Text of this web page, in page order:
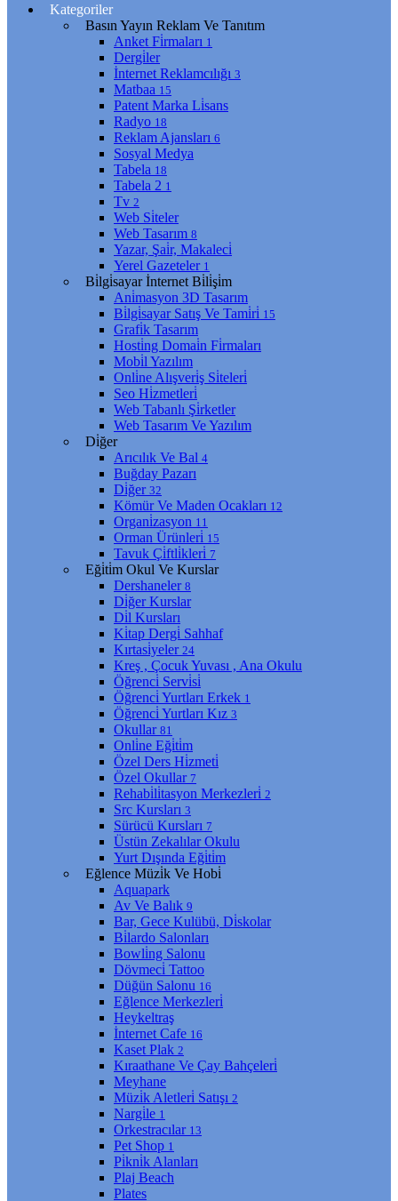
Kategoriler
Basın Yayın Reklam Ve Tanıtım
Anket Fi̇rmaları 1
Dergi̇ler
İnternet Reklamcılığı 3
Matbaa 15
Patent Marka Li̇sans
Radyo 18
Reklam Ajansları 6
Sosyal Medya
Tabela 18
Tabela 2 1
Tv 2
Web Si̇teler
Web Tasarım 8
Yazar, Şai̇r, Makaleci̇
Yerel Gazeteler 1
Bi̇lgi̇sayar İnternet Bi̇li̇şi̇m
Ani̇masyon 3D Tasarım
Bi̇lgi̇sayar Satış Ve Tami̇ri̇ 15
Grafi̇k Tasarım
Hosti̇ng Domai̇n Fi̇rmaları
Mobi̇l Yazılım
Onli̇ne Alışveri̇ş Si̇teleri̇
Seo Hi̇zmetleri̇
Web Tabanlı Şi̇rketler
Web Tasarım Ve Yazılım
Di̇ğer
Arıcılık Ve Bal 4
Buğday Pazarı
Di̇ğer 32
Kömür Ve Maden Ocakları 12
Organi̇zasyon 11
Orman Ürünleri̇ 15
Tavuk Çi̇ftli̇kleri̇ 7
Eği̇ti̇m Okul Ve Kurslar
Dershaneler 8
Di̇ğer Kurslar
Di̇l Kursları
Ki̇tap Dergi̇ Sahhaf
Kırtasi̇yeler 24
Kreş , Çocuk Yuvası , Ana Okulu
Öğrenci̇ Servi̇si̇
Öğrenci̇ Yurtları Erkek 1
Öğrenci̇ Yurtları Kız 3
Okullar 81
Onli̇ne Eği̇ti̇m
Özel Ders Hi̇zmeti̇
Özel Okullar 7
Rehabi̇li̇tasyon Merkezleri̇ 2
Src Kursları 3
Sürücü Kursları 7
Üstün Zekalılar Okulu
Yurt Dışında Eği̇ti̇m
Eğlence Müzi̇k Ve Hobi̇
Aquapark
Av Ve Balık 9
Bar, Gece Kulübü, Di̇skolar
Bi̇lardo Salonları
Bowli̇ng Salonu
Dövmeci̇ Tattoo
Düğün Salonu 16
Eğlence Merkezleri̇
Heykeltraş
İnternet Cafe 16
Kaset Plak 2
Kıraathane Ve Çay Bahçeleri̇
Meyhane
Müzi̇k Aletleri̇ Satışı 2
Nargi̇le 1
Orkestracılar 13
Pet Shop 1
Pi̇kni̇k Alanları
Plaj Beach
Plates